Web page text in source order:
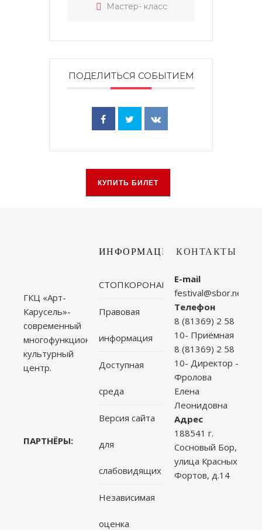
Мастер- класс
ПОДЕЛИТЬСЯ СОБЫТИЕМ
КУПИТЬ БИЛЕТ
ГКЦ «Арт-
Карусель»-
современный
многофункциональный
культурный
центр.
ПАРТНЁРЫ:
ИНФОРМАЦИЯ
СТОПКОРОНАВИРУС
Правовая
информация
Доступная
среда
Версия сайта
для
слабовидящих
Независимая
оценка
КОНТАКТЫ
E-mail
festival@sbor.net
Телефон
8 (81369) 2 58
10- Приёмная
8 (81369) 2 58
10- Директор -
Фролова
Елена
Леонидовна
Адрес
188541 г.
Сосновый Бор,
улица Красных
Фортов, д.14